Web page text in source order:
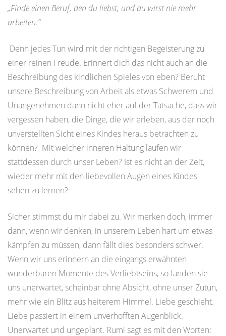
„Finde einen Beruf, den du liebst, und du wirst nie mehr
arbeiten.“
Denn jedes Tun wird mit der richtigen Begeisterung zu
einer reinen Freude. Erinnert dich das nicht auch an die
Beschreibung des kindlichen Spieles von eben? Beruht
unsere Beschreibung von Arbeit als etwas Schwerem und
Unangenehmen dann nicht eher auf der Tatsache, dass wir
vergessen haben, die Dinge, die wir erleben, aus der noch
unverstellten Sicht eines Kindes heraus betrachten zu
können? Mit welcher inneren Haltung laufen wir
stattdessen durch unser Leben? Ist es nicht an der Zeit,
wieder mehr mit den liebevollen Augen eines Kindes
sehen zu lernen?
Sicher stimmst du mir dabei zu. Wir merken doch, immer
dann, wenn wir denken, in unserem Leben hart um etwas
kämpfen zu müssen, dann fällt dies besonders schwer.
Wenn wir uns erinnern an die eingangs erwähnten
wunderbaren Momente des Verliebtseins, so fanden sie
uns unerwartet, scheinbar ohne Absicht, ohne unser Zutun,
mehr wie ein Blitz aus heiterem Himmel. Liebe geschieht.
Liebe passiert in einem unverhofften Augenblick.
Unerwartet und ungeplant. Rumi sagt es mit den Worten: